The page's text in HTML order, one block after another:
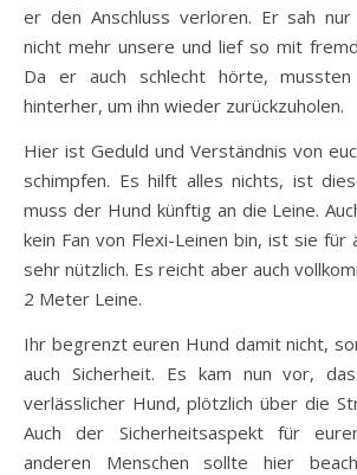
er den Anschluss verloren. Er sah
nicht mehr unsere und lief so mit
Da er auch schlecht hörte,
hinterher, um ihn wieder zurückzuholen.
Hier ist Geduld und Verständnis von
schimpfen. Es hilft alles nichts, ist
muss der Hund künftig an die Leine.
kein Fan von Flexi-Leinen bin, ist sie für
sehr nützlich. Es reicht aber auch
2 Meter Leine.
Ihr begrenzt euren Hund damit nicht,
auch Sicherheit. Es kam nun vor,
verlässlicher Hund, plötzlich über die
Auch der Sicherheitsaspekt für
anderen Menschen sollte hier